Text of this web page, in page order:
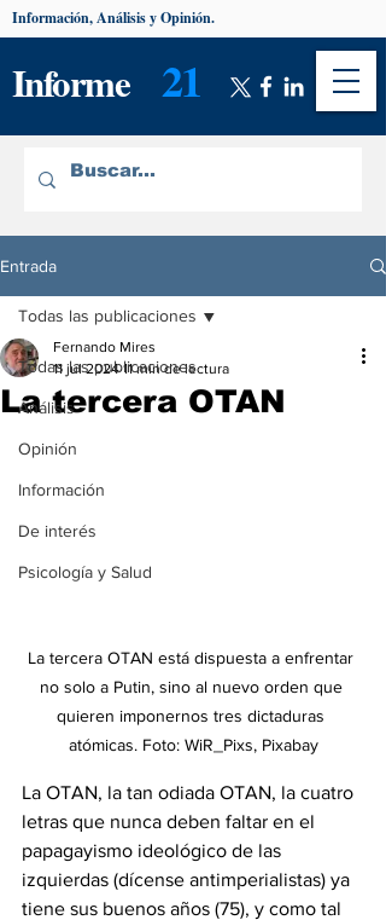
Informe 21
Información, Análisis y Opinión.
Entrada
Todas las publicaciones
Análisis
Opinión
Información
De interés
Psicología y Salud
Todas las publicaciones
La tercera OTAN
Fernando Mires
11 jul 2024 11 min de lectura
La tercera OTAN está dispuesta a enfrentar
no solo a Putin, sino al nuevo orden que
quieren imponernos tres dictaduras
atómicas. Foto: WiR_Pixs, Pixabay
La OTAN, la tan odiada OTAN, la cuatro
letras que nunca deben faltar en el
papagayismo ideológico de las
izquierdas (dícense antimperialistas) ya
tiene sus buenos años (75), y como tal